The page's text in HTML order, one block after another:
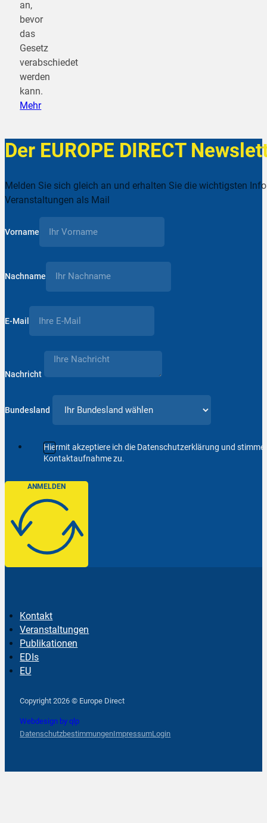
an,
bevor
das
Gesetz
verabschiedet
werden
kann.
Mehr
Der EUROPE DIRECT
Melden Sie sich gleich an und erhalten Sie die wichtigsten
Veranstaltungen als Mail
Vorname
Nachname
E-Mail
Nachricht
Bundesland
Hiermit akzeptiere ich die Datenschutzerklärung und
Kontaktaufnahme zu.
ANMELDEN
Kontakt
Veranstaltungen
Publikationen
EDIs
EU
Copyright 2026 © Europe Direct
Webdesign by qlp
DatenschutzbestimmungenImpressumLogin